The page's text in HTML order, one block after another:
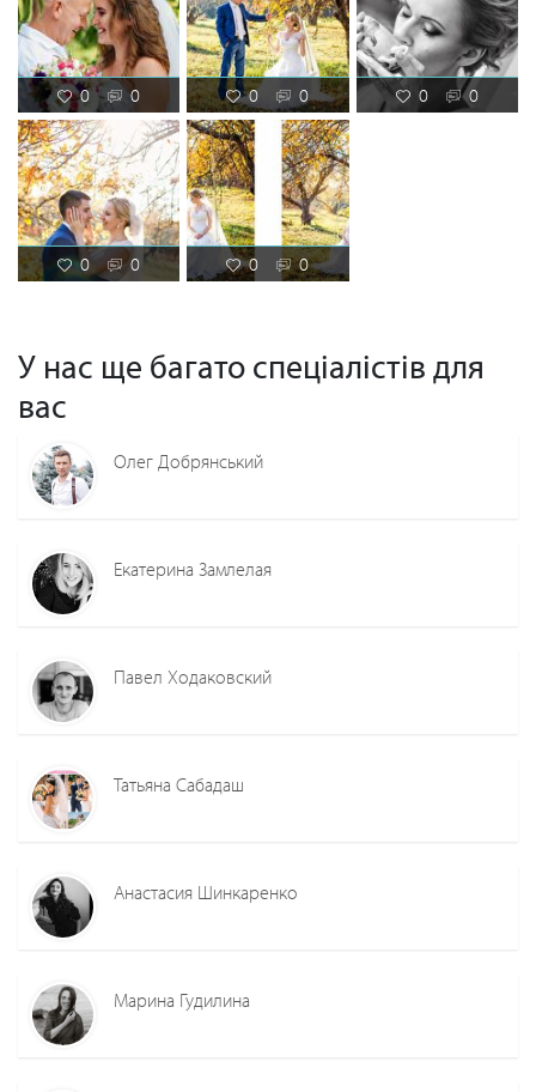
0 0 0 0 0 0
0 0 0 0
У нас ще багато спеціалістів для
вас
Олег Добрянський
Екатерина Замлелая
Павел Ходаковский
Татьяна Сабадаш
Анастасия Шинкаренко
Марина Гудилина